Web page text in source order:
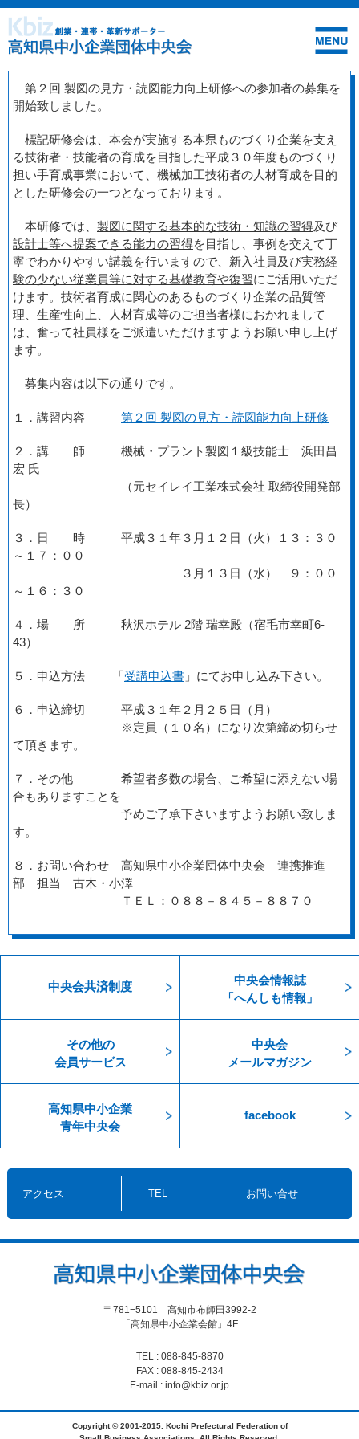
第２回 製図の見方・読図能力向上研修への参加者の募集を
開始致しました。
標記研修会は、本会が実施する本県ものづくり企業を支え
る技術者・技能者の育成を目指した平成３０年度ものづくり
担い手育成事業において、機械加工技術者の人材育成を目的
とした研修会の一つとなっております。
本研修では、 製図に関する基本的な技術・知識の習得及び
設計士等へ提案できる能力の習得を目指し、事例を交えて丁
寧でわかりやすい講義を行いますので、 新入社員及び実務経
験の少ない従業員等に対する基礎教育や復習にご活用いただ
けます。技術者育成に関心のあるものづくり企業の品質管
理、生産性向上、人材育成等のご担当者様におかれまして
は、奮って社員様をご派遣いただけますようお願い申し上げ
ます。
募集内容は以下の通りです。
１．講習内容 第２回 製図の見方・読図能力向上研修
２．講 師 機械・プラント製図１級技能士 浜田昌
宏 氏
（元セイレイ工業株式会社 取締役開発部
長）
３．日 時 平成３１年３月１２日（火）１３：３０
～１７：００
３月１３日（水） ９：００
～１６：３０
４．場 所 秋沢ホテル 2階 瑞幸殿（宿毛市幸町6-
43）
５．申込方法 「受講申込書 」にてお申し込み下さい。
６．申込締切 平成３１年２月２５日（月）
※定員（１０名）になり次第締め切らせ
て頂きます。
７．その他 希望者多数の場合、ご希望に添えない場
合もありますことを
予めご了承下さいますようお願い致しま
す。
８．お問い合わせ 高知県中小企業団体中央会 連携推進
部 担当 古木・小澤
ＴＥＬ：０８８－８４５－８８７０
中央会共済制度
中央会情報誌
「へんしも情報」
その他の
会員サービス
中央会
メールマガジン
高知県中小企業
青年中央会
facebook
アクセス TEL お問い合せ
〒781−5101 高知市布師田3992-2
「高知県中小企業会館」4F
TEL : 088-845-8870
FAX : 088-845-2434
E-mail : info@kbiz.or.jp
Copyright © 2001-2015. Kochi Prefectural Federation of